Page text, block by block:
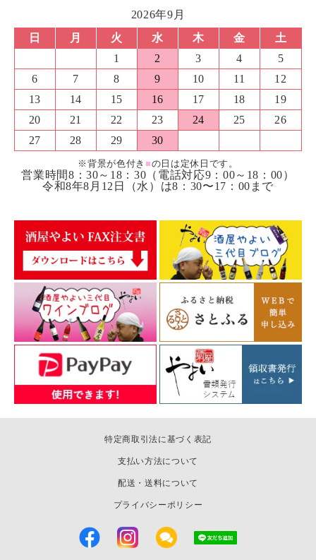
2026年9月
日
月 火 水 木 金
土
1
2 3 4
5
6
7 8 9 10 11
12
13
14 15 16 17 18
19
20
21 22 23 24 25
26
27
28 29 30
※背景が色付き ■の日は定休日です。
営業時間8：30～18：30（電話対応9：00～18：00）
令和8年8月12日（水）は8：30〜17：00まで
特定商取引法に基づく表記
支払い方法について
配送・送料について
プライバシーポリシー